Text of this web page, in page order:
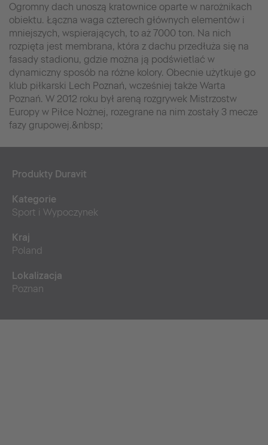
Ogromny dach unoszą kratownice oparte w narożnikach
obiektu. Łączna waga czterech głównych elementów i
mniejszych, wspierających, to aż 7000 ton. Na nich
rozpięta jest membrana, która z dachu przedłuża się na
fasady stadionu, gdzie można ją podświetlać w
dynamiczny sposób na różne kolory. Obecnie użytkuje go
klub piłkarski Lech Poznań, wcześniej także Warta
Poznań. W 2012 roku był areną rozgrywek Mistrzostw
Europy w Piłce Nożnej, rozegrane na nim zostały 3 mecze
fazy grupowej.&nbsp;
Produkty Duravit
Kategorie
Sport i Wypoczynek
Kraj
Poland
Lokalizacja
Poznan